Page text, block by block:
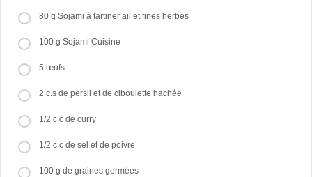
80 g Sojami à tartiner ail et fines herbes
100 g Sojami Cuisine
5 œufs
2 c.s de persil et de ciboulette hachée
1/2 c.c de curry
1/2 c.c de sel et de poivre
100 g de graines germées